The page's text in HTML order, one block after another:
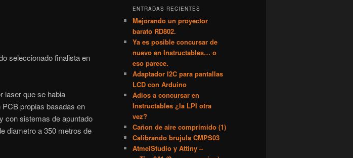
seleccionado finalista en
laser que se habia
propias basadas en
con sistemas de apuntado
diametro a 350 metros de
c
r
ENTRADAS RECIENTES
Mejorando un proyector
barato RD802.
Ya es posible concursar de
nuevo en Instructables… o
eso parece.
Adaptador I2C para pantallas
LCD con Arduino
Adios a concursar en
Instructables ¿la LPI otra
vez?
Cañon de aire comprimido (1)
Calibrando brujula CMPS03
AtmelStudio y Attiny –